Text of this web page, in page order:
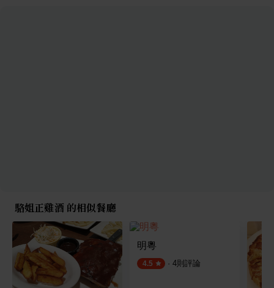
駱姐正雞酒 的相似餐廳
明粵
4.5 · 4則評論